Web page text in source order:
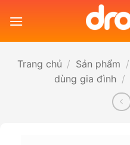
qua
Trang chủ / Sản phẩm /
dùng gia đình /